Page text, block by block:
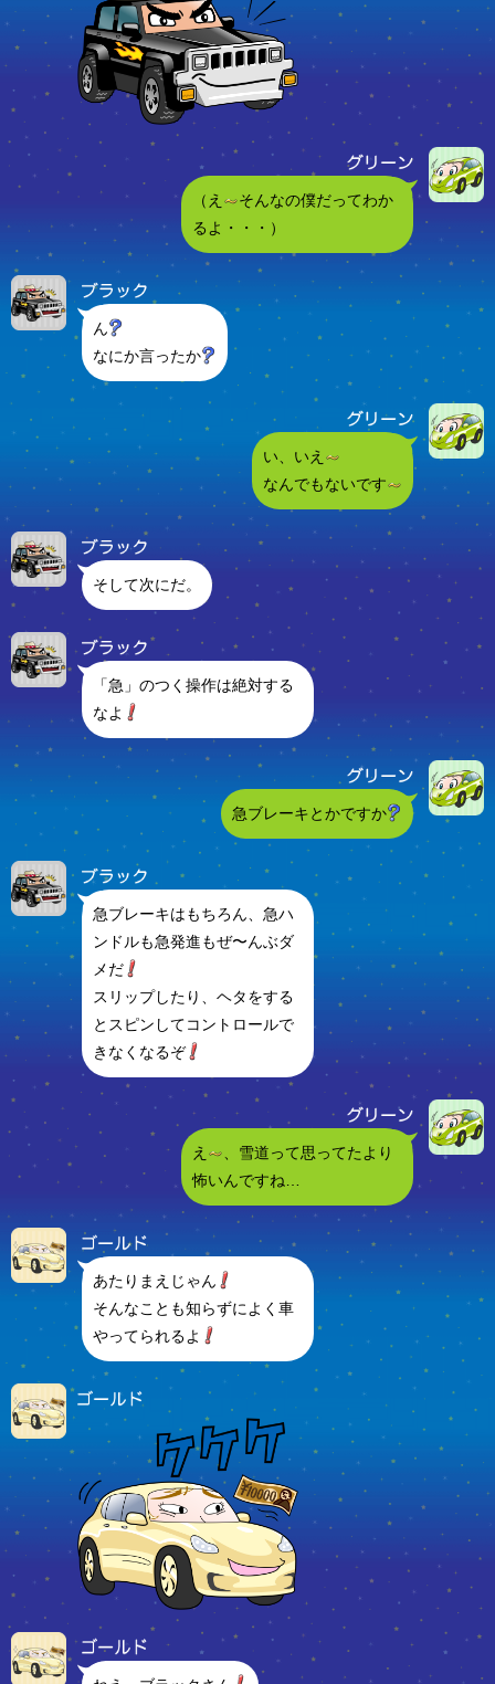
（え
そんなの僕だってわか
るよ・・・）
ん
なにか言ったか
い、いえ
なんでもないです
そして次にだ。
「急」のつく操作は絶対する
なよ
急ブレーキとかですか
急ブレーキはもちろん、急ハ
ンドルも急発進もぜ〜んぶダ
メだ
スリップしたり、ヘタをする
とスピンしてコントロールで
きなくなるぞ
え
、雪道って思ってたより
怖いんですね…
あたりまえじゃん
そんなことも知らずによく車
やってられるよ